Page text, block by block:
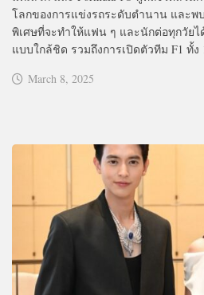
โลกของการแข่งรถระดับตำนาน และ
พิเศษที่จะทำให้แฟน ๆ และนักต่อทุกวัย
แบบใกล้ชิด รวมถึงการเปิดตัวทีม F1 ทั้ง
March 8, 2025